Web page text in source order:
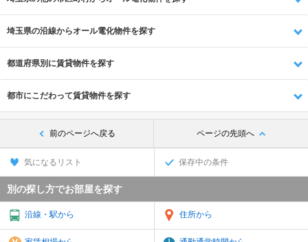
埼玉県の沿線からオール電化物件を探す
都道府県別に賃貸物件を探す
都市にこだわって賃貸物件を探す
前のページへ戻る ページの先頭へ
気になるリスト 保存中の条件
別の探し方でお部屋を探す
沿線・駅から 住所から